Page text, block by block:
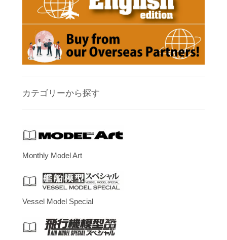
カテゴリーから探す
Monthly Model Art
Vessel Model Special